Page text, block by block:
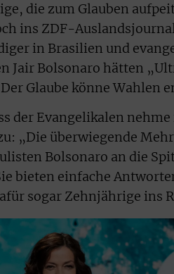
die zum Glauben
ins ZDF-
in Brasilien und
Jair Bolsonaro hätten
Glaube könne Wahlen
der Evangelikalen
„Die überwiegende
Bolsonaro an die
bieten einfache
sogar Zehnjährige ins